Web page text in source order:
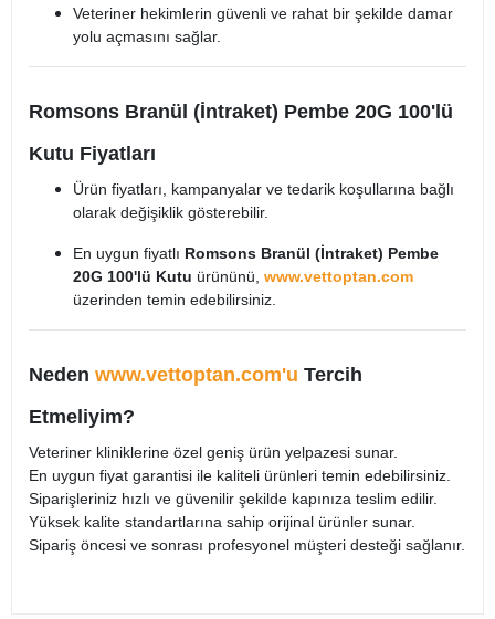
Veteriner hekimlerin güvenli ve rahat bir şekilde damar
yolu açmasını sağlar.
Romsons Branül (İntraket) Pembe 20G 100'lü
Kutu Fiyatları
Ürün fiyatları, kampanyalar ve tedarik koşullarına bağlı
olarak değişiklik gösterebilir.
En uygun fiyatlı Romsons Branül (İntraket) Pembe
20G 100'lü Kutu ürününü, www.vettoptan.com
üzerinden temin edebilirsiniz.
Neden www.vettoptan.com'u Tercih
Etmeliyim?
Veteriner kliniklerine özel geniş ürün yelpazesi sunar.
En uygun fiyat garantisi ile kaliteli ürünleri temin edebilirsiniz.
Siparişleriniz hızlı ve güvenilir şekilde kapınıza teslim edilir.
Yüksek kalite standartlarına sahip orijinal ürünler sunar.
Sipariş öncesi ve sonrası profesyonel müşteri desteği sağlanır.